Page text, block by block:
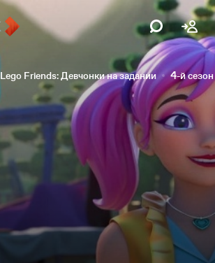
Lego Friends: Девчонки на задании 4-й сезон